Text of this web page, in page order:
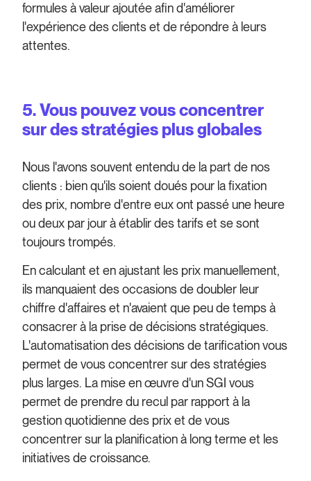
formules à valeur ajoutée afin d'améliorer
l'expérience des clients et de répondre à leurs
attentes.
5. Vous pouvez vous concentrer
sur des stratégies plus globales
Nous l'avons souvent entendu de la part de nos
clients : bien qu'ils soient doués pour la fixation
des prix, nombre d'entre eux ont passé une heure
ou deux par jour à établir des tarifs et se sont
toujours trompés.
En calculant et en ajustant les prix manuellement,
ils manquaient des occasions de doubler leur
chiffre d'affaires et n'avaient que peu de temps à
consacrer à la prise de décisions stratégiques.
L'automatisation des décisions de tarification vous
permet de vous concentrer sur des stratégies
plus larges. La mise en œuvre d'un SGI vous
permet de prendre du recul par rapport à la
gestion quotidienne des prix et de vous
concentrer sur la planification à long terme et les
initiatives de croissance.